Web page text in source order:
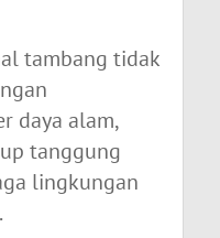
tambang tidak
daya alam,
tanggung
lingkungan